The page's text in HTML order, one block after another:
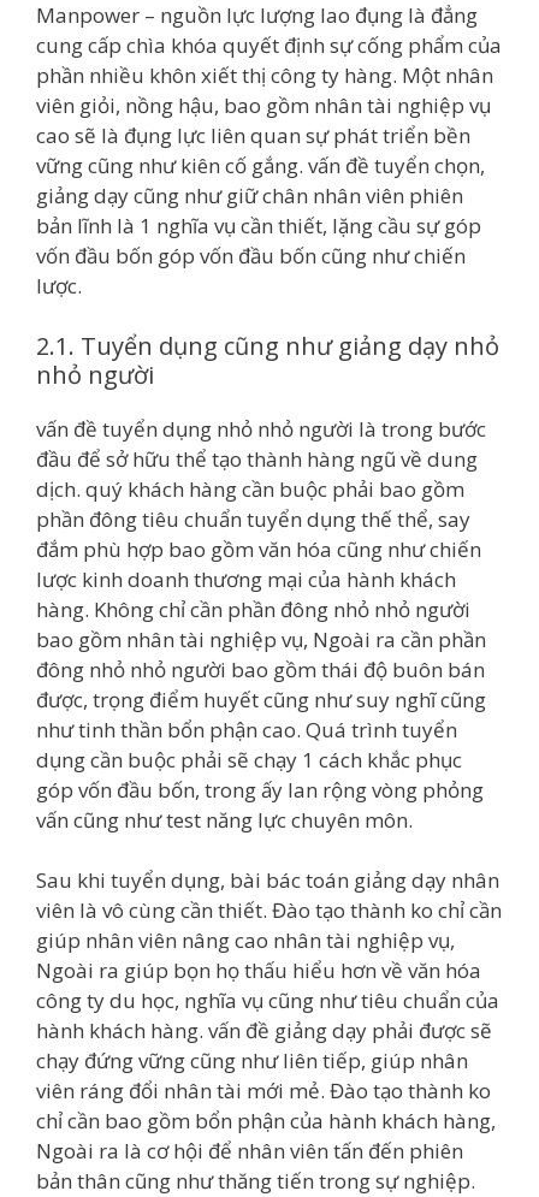
Manpower – nguồn lực lượng lao đụng là đẳng
cung cấp chìa khóa quyết định sự cống phẩm của
phần nhiều khôn xiết thị công ty hàng. Một nhân
viên giỏi, nồng hậu, bao gồm nhân tài nghiệp vụ
cao sẽ là đụng lực liên quan sự phát triển bền
vững cũng như kiên cố gắng. vấn đề tuyển chọn,
giảng dạy cũng như giữ chân nhân viên phiên
bản lĩnh là 1 nghĩa vụ cần thiết, lặng cầu sự góp
vốn đầu bốn góp vốn đầu bốn cũng như chiến
lược.
2.1. Tuyển dụng cũng như giảng dạy nhỏ
nhỏ người
vấn đề tuyển dụng nhỏ nhỏ người là trong bước
đầu để sở hữu thể tạo thành hàng ngũ về dung
dịch. quý khách hàng cần buộc phải bao gồm
phần đông tiêu chuẩn tuyển dụng thế thể, say
đắm phù hợp bao gồm văn hóa cũng như chiến
lược kinh doanh thương mại của hành khách
hàng. Không chỉ cần phần đông nhỏ nhỏ người
bao gồm nhân tài nghiệp vụ, Ngoài ra cần phần
đông nhỏ nhỏ người bao gồm thái độ buôn bán
được, trọng điểm huyết cũng như suy nghĩ cũng
như tinh thần bổn phận cao. Quá trình tuyển
dụng cần buộc phải sẽ chạy 1 cách khắc phục
góp vốn đầu bốn, trong ấy lan rộng vòng phỏng
vấn cũng như test năng lực chuyên môn.
Sau khi tuyển dụng, bài bác toán giảng dạy nhân
viên là vô cùng cần thiết. Đào tạo thành ko chỉ cần
giúp nhân viên nâng cao nhân tài nghiệp vụ,
Ngoài ra giúp bọn họ thấu hiểu hơn về văn hóa
công ty du học, nghĩa vụ cũng như tiêu chuẩn của
hành khách hàng. vấn đề giảng dạy phải được sẽ
chạy đứng vững cũng như liên tiếp, giúp nhân
viên ráng đổi nhân tài mới mẻ. Đào tạo thành ko
chỉ cần bao gồm bổn phận của hành khách hàng,
Ngoài ra là cơ hội để nhân viên tấn đến phiên
bản thân cũng như thăng tiến trong sự nghiệp.